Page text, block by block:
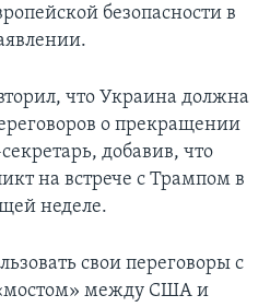
безопасности в
что Украина должна
о прекращении
добавив, что
на встрече с Трампом в
неделе.
свои переговоры с
между США и